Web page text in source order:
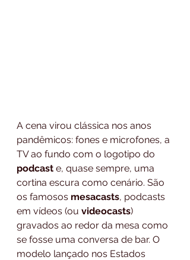
A cena virou clássica nos anos
pandêmicos: fones e microfones, a
TV ao fundo com o logotipo do
podcast e, quase sempre, uma
cortina escura como cenário. São
os famosos mesacasts, podcasts
em vídeos (ou videocasts)
gravados ao redor da mesa como
se fosse uma conversa de bar. O
modelo lançado nos Estados